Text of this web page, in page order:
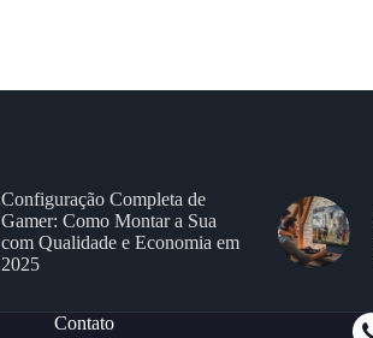
Configuração Completa de
Gamer: Como Montar a Sua
com Qualidade e Economia em
2025
Contato